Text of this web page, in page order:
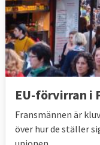
EU-förvirran i
Fransmännen är
över hur de ställer